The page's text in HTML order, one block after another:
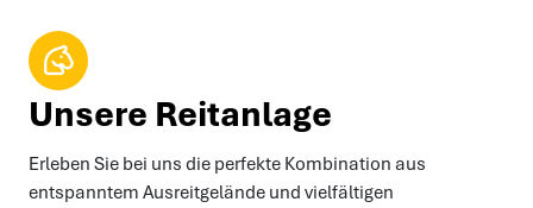
Unsere Reitanlage
Erleben Sie bei uns die perfekte Kombination aus
entspanntem Ausreitgelände und vielfältigen